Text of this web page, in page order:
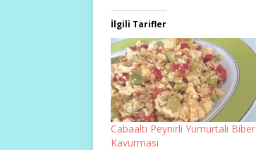
İlgili Tarifler
Cabaaltı Peynirli Yumurtalı Biber
Kavurması